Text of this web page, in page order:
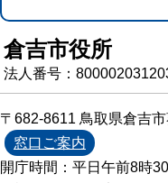
倉吉市役所
法人番号：
〒682-8611 鳥取県倉吉市
窓口ご案内
開庁時間：平日午前8時